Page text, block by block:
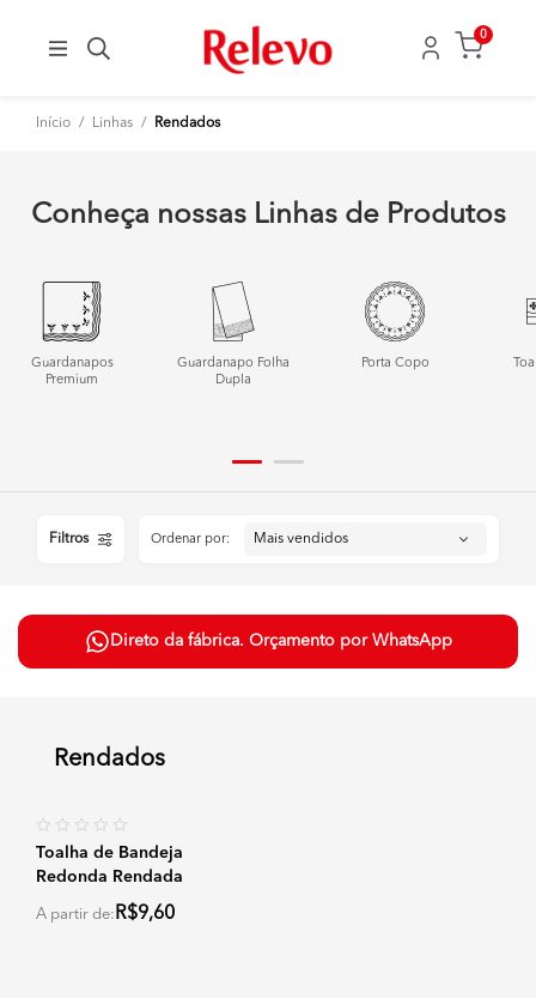
0
Início / Linhas / Rendados
Conheça nossas Linhas de Produtos
Guardanapos
Premium
Guardanapo Folha
Dupla
Porta Copo
Filtros Ordenar por:
Direto da fábrica. Orçamento por WhatsApp
Rendados
Toalha de Bandeja
Redonda Rendada
A partir de: R$9,60